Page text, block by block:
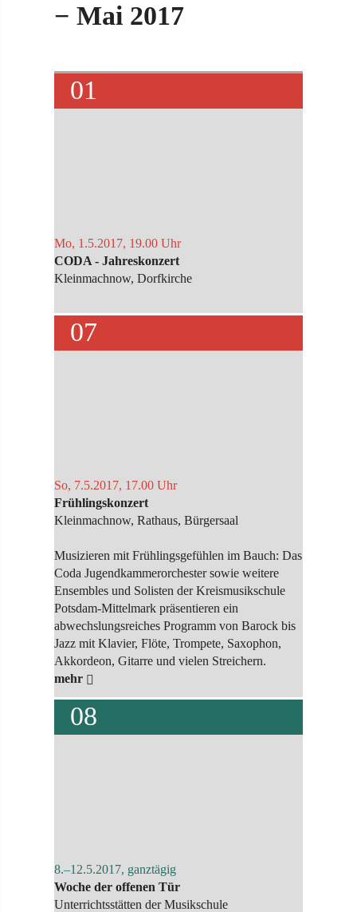
− Mai 2017
01
Mo, 1.5.2017, 19.00 Uhr
CODA - Jahreskonzert
Kleinmachnow, Dorfkirche
07
So, 7.5.2017, 17.00 Uhr
Frühlingskonzert
Kleinmachnow, Rathaus, Bürgersaal
Musizieren mit Frühlingsgefühlen im Bauch: Das
Coda Jugendkammerorchester sowie weitere
Ensembles und Solisten der Kreismusikschule
Potsdam-Mittelmark präsentieren ein
abwechslungsreiches Programm von Barock bis
Jazz mit Klavier, Flöte, Trompete, Saxophon,
Akkordeon, Gitarre und vielen Streichern.
mehr
08
8.–12.5.2017, ganztägig
Woche der offenen Tür
Unterrichtsstätten der Musikschule